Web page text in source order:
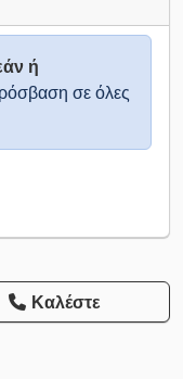
ή
σε όλες
Καλέστε